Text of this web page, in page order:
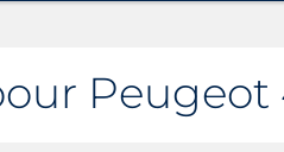
Peugeot